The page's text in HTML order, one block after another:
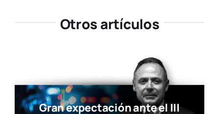
Otros artículos
Gran expectación ante el III